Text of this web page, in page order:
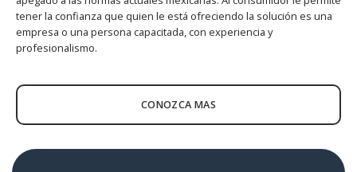
tener la confianza que quien le está ofreciendo la solución es una
empresa o una persona capacitada, con experiencia y
profesionalismo.
CONOZCA MAS